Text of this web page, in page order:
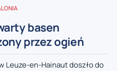
basen
przez ogień
Leuze-en-Hainaut doszło do